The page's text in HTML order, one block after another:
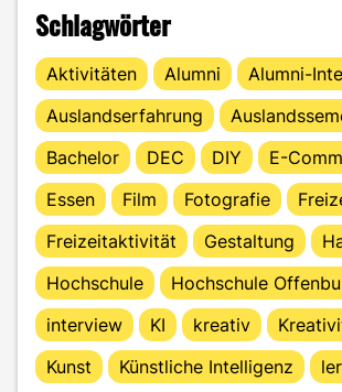
Schlagwörter
Aktivitäten Alumni
Alumni-
Auslandserfahrung
Bachelor
DEC DIY
E-
Essen
Film Fotografie
Freizeitaktivität
Gestaltung
Hochschule
Hochschule
interview
KI kreativ
Kunst
Künstliche Intelligenz